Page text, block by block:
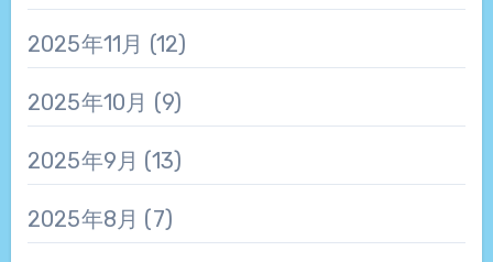
2025年11月 (12)
2025年10月 (9)
2025年9月 (13)
2025年8月 (7)